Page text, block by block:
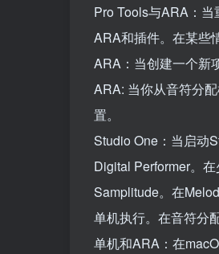
Pro Tools与ARA：当
ARA和插件。在某些
ARA：当创建一个新
ARA: 当你从音符分
置。
Studio One：当启动
Digital Performer。
Samplitude。在
单机执行。在音符分
单机和ARA：在